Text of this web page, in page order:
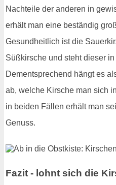
Nachteile der anderen in
erhält man eine beständig
Gesundheitlich ist die
Süßkirsche und steht dieser
Dementsprechend hängt es
ab, welche Kirsche man sich
in beiden Fällen erhält man
Genuss.
Fazit - lohnt sich die